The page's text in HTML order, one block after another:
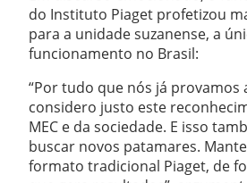
do Instituto Piaget profetizou
para a unidade suzanense, a
funcionamento no Brasil:
“Por tudo que nós já provamos
considero justo este
MEC e da sociedade. E isso
buscar novos patamares.
formato tradicional Piaget, de